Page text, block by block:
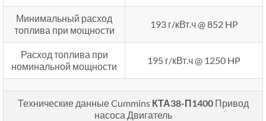
Минимальный расход
топлива при мощности
193 г/кВт.ч @ 852 HP
Расход топлива при
номинальной мощности
195 г/кВт.ч @ 1250 HP
Технические данные Cummins КТА38-П1400 Привод
насоса Двигатель